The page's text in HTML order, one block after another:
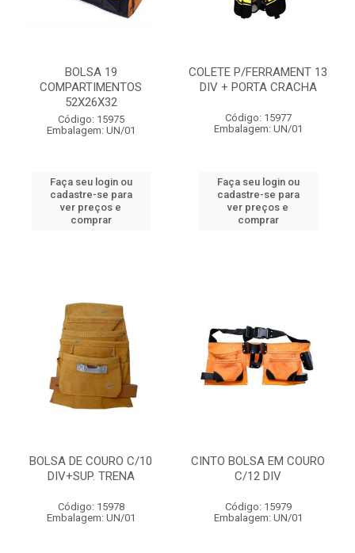
BOLSA 19
COMPARTIMENTOS
52X26X32
Código: 15975
Embalagem: UN/01
Faça seu login ou
cadastre-se para
ver preços e
comprar
COLETE P/FERRAMENT 13
DIV + PORTA CRACHA
Código: 15977
Embalagem: UN/01
Faça seu login ou
cadastre-se para
ver preços e
comprar
BOLSA DE COURO C/10
DIV+SUP. TRENA
Código: 15978
Embalagem: UN/01
CINTO BOLSA EM COURO
C/12 DIV
Código: 15979
Embalagem: UN/01